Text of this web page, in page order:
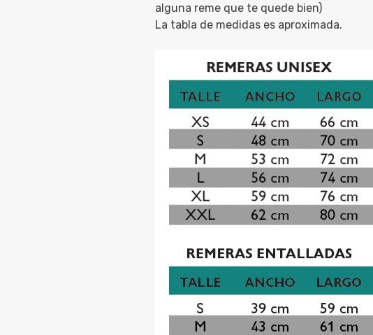
alguna reme que te quede bien)
La tabla de medidas es aproximada.